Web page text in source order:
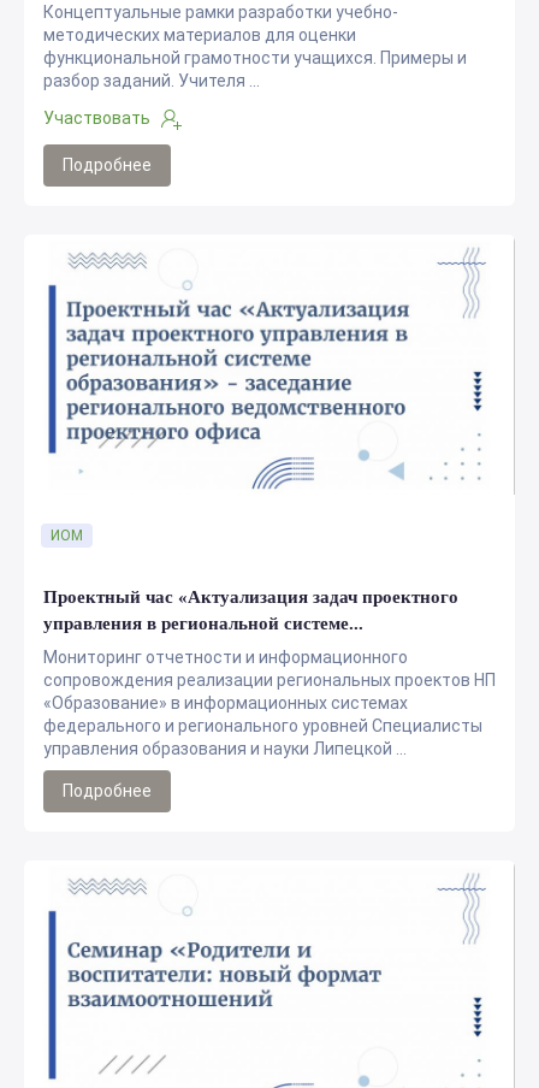
Концептуальные рамки разработки учебно-
методических материалов для оценки
функциональной грамотности учащихся. Примеры и
разбор заданий. Учителя ...
Подробнее
Участвовать
Проектный час «Актуализация задач проектного
управления в региональной системе...
Мониторинг отчетности и информационного
сопровождения реализации региональных проектов НП
«Образование» в информационных системах
федерального и регионального уровней Специалисты
управления образования и науки Липецкой ...
ИОМ
Подробнее